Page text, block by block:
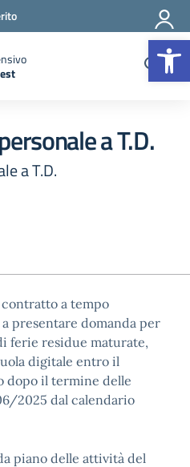
a T.D.
a T.D.
a tempo
presentare domanda per
ferie residue maturate,
digitale entro il
il termine delle
2025 dal calendario
piano delle attività del